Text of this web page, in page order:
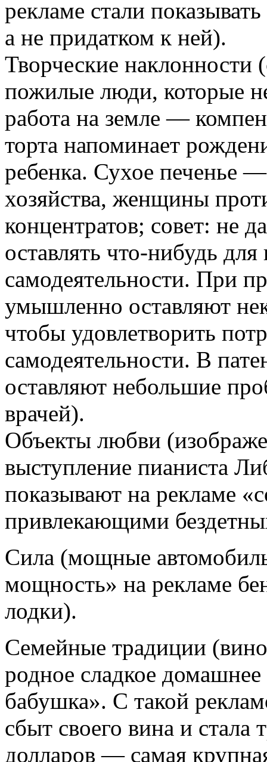
рекламе стали
а не придатком к ней).
Творческие наклонности
пожилые люди, которые
работа на земле —
торта напоминает
ребенка. Сухое печенье
хозяйства, женщины
концентратов; совет: не
оставлять что-нибудь
самодеятельности. При
умышленно оставляют
чтобы удовлетворить
самодеятельности. В
оставляют небольшие
врачей).
Объекты любви
выступление пианиста
показывают на рекламе
привлекающими
Сила (мощные
мощность» на рекламе
лодки).
Семейные традиции
родное сладкое
бабушка». С такой
сбыт своего вина и стала
долларов — самая